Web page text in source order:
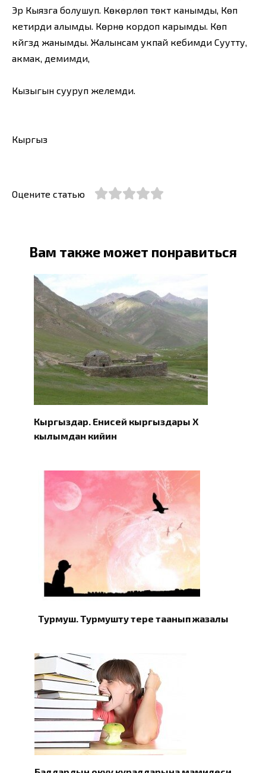
Эр Кыязга болушуп. Көкөрлөп төктү канымды, Көп
кетирди алымды. Көрүнө кордоп карымды. Көп
күйгүздү жанымды. Жалынсам укпай кебимди Суутту,
акмак, демимди,
Кызыгын сууруп желемди.
Кыргыз
Оцените статью
Вам также может понравиться
Кыргыздар. Eнисей кыргыздары X
кылымдан кийин
Турмуш. Турмушту терең таанып жазалы